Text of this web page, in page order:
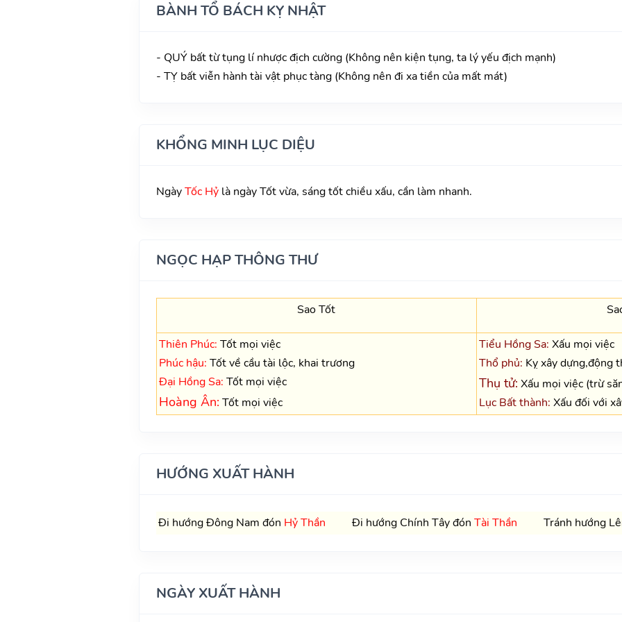
BÀNH TỔ BÁCH KỴ NHẬT
- QUÝ bất từ tụng lí nhược địch cường (Không nên kiện tụng, ta lý yếu địch mạnh)
- TỴ bất viễn hành tài vật phục tàng (Không nên đi xa tiền của mất mát)
KHỔNG MINH LỤC DIỆU
NgàyTốc Hỷlà ngày Tốt vừa, sáng tốt chiều xấu, cần làm nhanh.
NGỌC HẠP THÔNG THƯ
Sao Tốt
Thiên Phúc: Tốt mọi việc
Phúc hậu: Tốt về cầu tài lộc, khai trương
Đại Hồng Sa: Tốt mọi việc
Hoàng Ân: Tốt mọi việc
Tiểu Hồng Sa: Xấu mọi việc
Thổ phủ: Kỵ xây dựng,động
Thụ tử: Xấu mọi việc (trừ
Lục Bất thành: Xấu đối với
HƯỚNG XUẤT HÀNH
Đi hướng Đông Nam đón Hỷ Thần Đi hướng Chính Tây đón Tài Thần Tránh hướng
NGÀY XUẤT HÀNH